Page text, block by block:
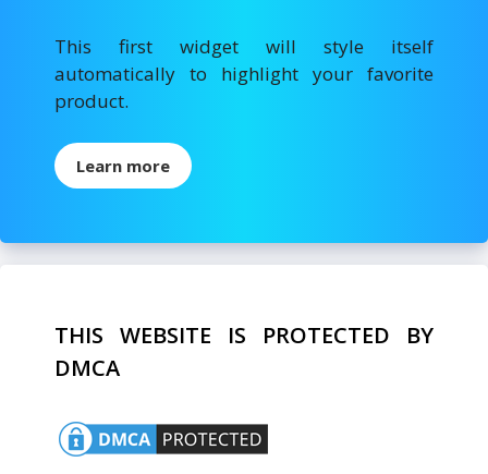
This first widget will style itself
automatically to highlight your favorite
product.
Learn more
THIS WEBSITE IS PROTECTED BY
DMCA